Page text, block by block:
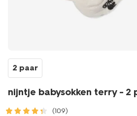
2 paar
nijntje babysokken terry - 2
(109)